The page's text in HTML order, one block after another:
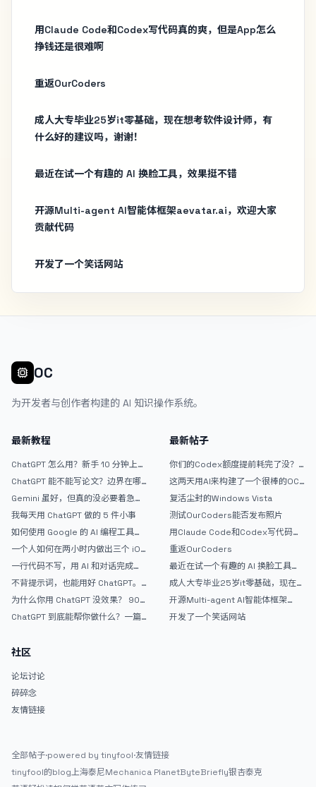
用Claude Code和Codex写代码真的爽，但是App怎么
挣钱还是很难啊
重返OurCoders
成人大专毕业25岁it零基础，现在想考软件设计师，有
什么好的建议吗，谢谢！
最近在试一个有趣的 AI 换脸工具，效果挺不错
开源Multi-agent AI智能体框架aevatar.ai，欢迎大家
贡献代码
开发了一个笑话网站
OC
为开发者与创作者构建的 AI 知识操作系统。
最新教程
ChatGPT 怎么用？新手 10 分钟上手
ChatGPT 能不能写论文？边界在哪
Gemini 虽好，但真的没必要着急放
弃 ChatGPT
我每天用 ChatGPT 做的 5 件小事
如何使用 Google 的 AI 编程工具
AntiGravity：独立开发者的新时代
武器
一个人如何在两小时内做出三个 iOS
APP？｜AntiGravity + Gemini 3 实
战完整记录
一行代码不写，用 AI 和对话完成一
个完整网站：《图书天堂》实战记录
不背提示词，也能用好 ChatGPT。
一个万能提问模板
为什么你用 ChatGPT 没效果？ 90%
的人第一步就问错了
ChatGPT 到底能帮你做什么？一篇
最新帖子
你们的Codex额度提前耗完了没？
戒断反应如何？
这两天用AI来构建了一个很棒的OC
论坛精华区
复活尘封的Windows Vista
测试OurCoders能否发布照片
用Claude Code和Codex写代码真
的爽，但是App怎么挣钱还是很难啊
重返OurCoders
最近在试一个有趣的 AI 换脸工具，
效果挺不错
成人大专毕业25岁it零基础，现在想
考软件设计师，有什么好的建议吗，
谢谢！
开源Multi-agent AI智能体框架
aevatar.ai，欢迎大家贡献代码
开发了一个笑话网站
社区
论坛讨论
碎碎念
友情链接
全部帖子·powered by tinyfool·友情链接
tinyfool的blog上海泰尼Mechanica PlanetByteBriefly银杏泰克